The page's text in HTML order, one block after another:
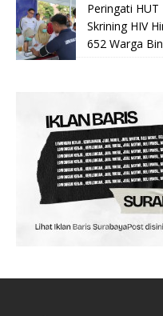
Peringati
Skrining HIV
652 Warga